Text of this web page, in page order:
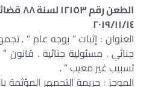
الطعن
٢٠١٩/١١/١٤
العنوان : إثبات ” بوجه عام ” .
جنائي . مسئولية جنائية .
تسبيب غير معيب ” .